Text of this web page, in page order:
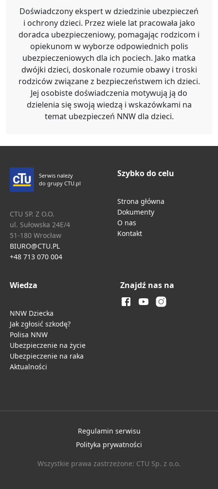
Doświadczony ekspert w dziedzinie ubezpieczeń
i ochrony dzieci. Przez wiele lat pracowała jako
doradca ubezpieczeniowy, pomagając rodzicom i
opiekunom w wyborze odpowiednich polis
ubezpieczeniowych dla ich pociech. Jako matka
dwójki dzieci, doskonale rozumie obawy i troski
rodziców związane z bezpieczeństwem ich dzieci.
Jej osobiste doświadczenia motywują ją do
dzielenia się swoją wiedzą i wskazówkami na
temat ubezpieczeń NNW dla dzieci.
Serwis należy
do grupy CTU.pl
CTU SP. Z O.O.
ul. Sułowska 24E/4
51-180 Wrocław
BIURO@CTU.PL
+48 713 070 004
Szybko do celu
Strona główna
Dokumenty
O nas
Kontakt
Wiedza
NNW Dziecka
Jak zgłosić szkodę?
Polisa NNW
Ubezpieczenie na życie
Ubezpieczenie na raka
Aktualności
Znajdź nas na
Regulamin serwisu
Polityka prywatności
Wszystkie prawa zastrzeżone: CTU Sp. z o.o.